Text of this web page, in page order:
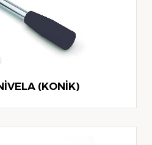
(KONİK)